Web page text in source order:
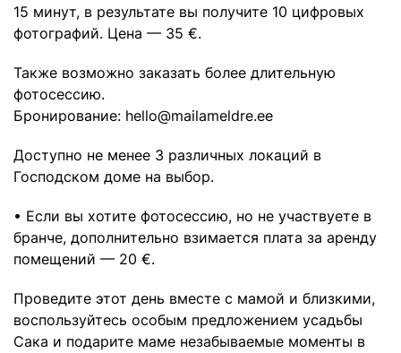
15 минут, в результате вы получите 10 цифровых
фотографий. Цена — 35 €.
Также возможно заказать более длительную
фотосессию.
Бронирование: hello@mailameldre.ee
Доступно не менее 3 различных локаций в
Господском доме на выбор.
• Если вы хотите фотосессию, но не участвуете в
бранче, дополнительно взимается плата за аренду
помещений — 20 €.
Проведите этот день вместе с мамой и близкими,
воспользуйтесь особым предложением усадьбы
Сака и подарите маме незабываемые моменты в